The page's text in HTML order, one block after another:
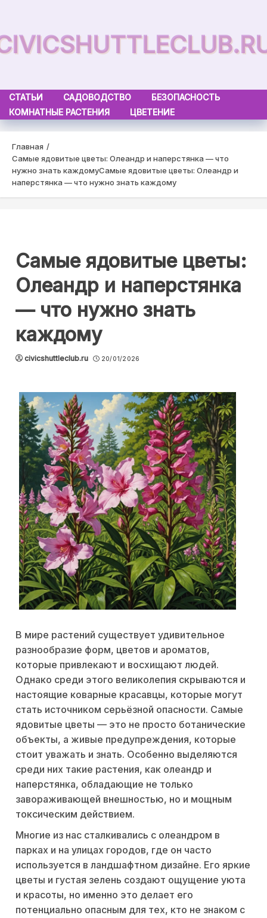
content
СТАТЬИ САДОВОДСТВО
БЕЗОПАСНОСТЬ
КОМНАТНЫЕ РАСТЕНИЯ
ЦВЕТЕНИЕ
Главная
Самые ядовитые цветы: Олеандр и наперстянка — что
нужно знать каждомуСамые ядовитые цветы: Олеандр и
наперстянка — что нужно знать каждому
Самые ядовитые цветы:
Олеандр и наперстянка
— что нужно знать
каждому
civicshuttleclub.ru 20/01/2026
В мире растений существует удивительное
разнообразие форм, цветов и ароматов,
которые привлекают и восхищают людей.
Однако среди этого великолепия скрываются и
настоящие коварные красавцы, которые могут
стать источником серьёзной опасности. Самые
ядовитые цветы — это не просто ботанические
объекты, а живые предупреждения, которые
стоит уважать и знать. Особенно выделяются
среди них такие растения, как олеандр и
наперстянка, обладающие не только
завораживающей внешностью, но и мощным
токсическим действием.
Многие из нас сталкивались с олеандром в
парках и на улицах городов, где он часто
используется в ландшафтном дизайне. Его яркие
цветы и густая зелень создают ощущение уюта
и красоты, но именно это делает его
потенциально опасным для тех, кто не знаком с